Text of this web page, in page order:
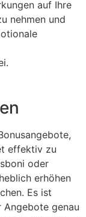
auf Ihre
nehmen und
effektiv zu
oder
erhöhen
Es ist
genau